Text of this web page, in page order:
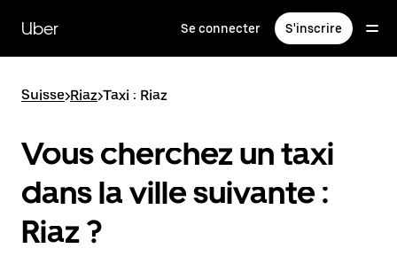
contenu
principal
Uber Se connecter S'inscrire
Suisse>Riaz>Taxi : Riaz
Vous cherchez un taxi
dans la ville suivante :
Riaz ?